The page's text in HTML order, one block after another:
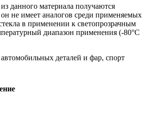
данного материала получаются
не имеет аналогов среди применяемых
в применении к светопрозрачным
диапазон применения (-80°С
деталей и фар, спорт